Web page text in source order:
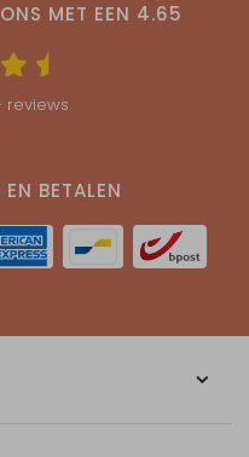
MET EEN 4.65
reviews
BETALEN